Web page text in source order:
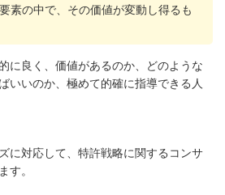
素の中で、その価値が変動し得るも
に良く、価値があるのか、
どのような
いいのか、 極めて的確に指導できる人
に対応して、 特許戦略に関するコンサ
す。